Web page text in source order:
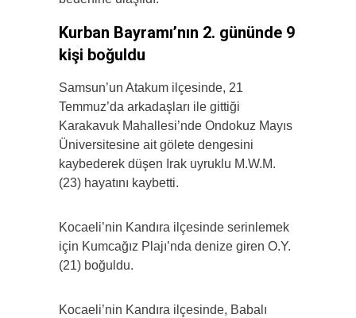
Kurban Bayramı’nın 2. gününde 9
kişi boğuldu
Samsun’un Atakum ilçesinde, 21
Temmuz’da arkadaşları ile gittiği
Karakavuk Mahallesi’nde Ondokuz Mayıs
Üniversitesine ait gölete dengesini
kaybederek düşen Irak uyruklu M.W.M.
(23) hayatını kaybetti.
Kocaeli’nin Kandıra ilçesinde serinlemek
için Kumcağız Plajı’nda denize giren O.Y.
(21) boğuldu.
Kocaeli’nin Kandıra ilçesinde, Babalı